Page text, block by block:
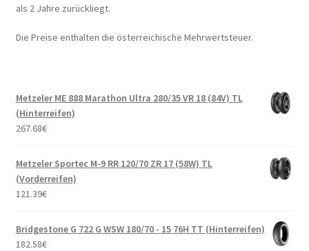
als 2 Jahre zurückliegt.
Die Preise enthalten die österreichische Mehrwertsteuer.
Metzeler ME 888 Marathon Ultra 280/35 VR 18 (84V) TL
(Hinterreifen)
267.68€
Metzeler Sportec M-9 RR 120/70 ZR 17 (58W) TL
(Vorderreifen)
121.39€
Bridgestone G 722 G WSW 180/70 - 15 76H TT (Hinterreifen)
182.58€